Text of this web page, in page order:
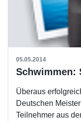
05.05.2014
Überaus
Deutschen
Teilnehmer aus